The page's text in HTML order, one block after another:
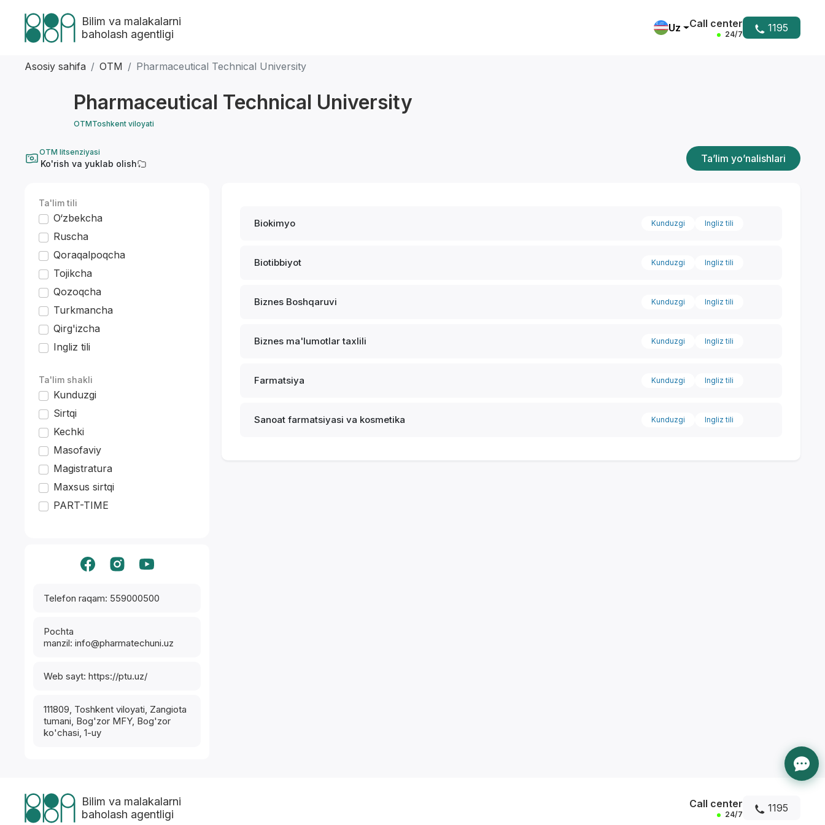
Bilim va malakalarni
baholash agentligi
Uz Call center
24/7 1195
Asosiy sahifa OTM Pharmaceutical Technical University
Pharmaceutical Technical University
OTMToshkent viloyati
OTM litsenziyasi
Ko'rish va yuklab olish Ta’lim yo’nalishlari
Ta'lim tili
O‘zbekcha
Ruscha
Qoraqalpoqcha
Tojikcha
Qozoqcha
Turkmancha
Qirg'izcha
Ingliz tili
Ta'lim shakli
Kunduzgi
Sirtqi
Kechki
Masofaviy
Magistratura
Maxsus sirtqi
PART-TIME
Telefon raqam: 559000500
Pochta
manzil: info@pharmatechuni.uz
Web sayt: https://ptu.uz/
111809, Toshkent viloyati, Zangiota
tumani, Bog'zor MFY, Bog'zor
ko'chasi, 1-uy
Biokimyo Kunduzgi Ingliz tili
Biotibbiyot Kunduzgi Ingliz tili
Biznes Boshqaruvi Kunduzgi Ingliz tili
Biznes ma'lumotlar taxlili Kunduzgi Ingliz tili
Farmatsiya Kunduzgi Ingliz tili
Sanoat farmatsiyasi va kosmetika Kunduzgi Ingliz tili
Bilim va malakalarni
baholash agentligi
Call center
24/7 1195